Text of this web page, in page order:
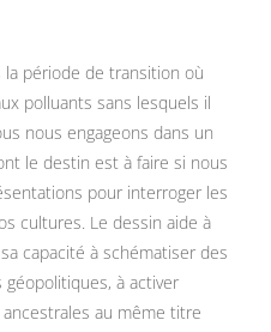
la période de transition où
polluants sans lesquels il
nous engageons dans un
le destin est à faire si nous
pour interroger les
cultures. Le dessin aide à
capacité à schématiser des
à activer
au même titre